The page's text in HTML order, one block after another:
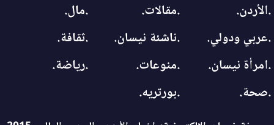
.الأردن.
.مقالات.
.مال.
.عربي ودولي.
.ناشئة نيسان.
.ثقافة.
.امرأة نيسان.
.منوعات.
.رياضة.
.صحة.
.بورتريه.